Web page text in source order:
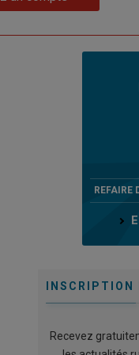
REFAIRE
INSCRIPTION
Recevez